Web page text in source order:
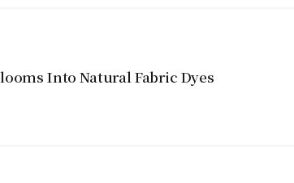
Into Natural Fabric Dyes